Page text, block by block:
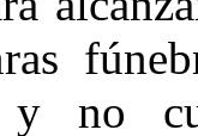
y no